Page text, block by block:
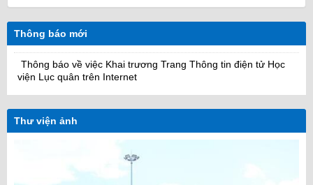
Thông báo mới
Thông báo về việc Khai trương Trang Thông tin điện tử Học
viện Lục quân trên Internet
Thư viện ảnh